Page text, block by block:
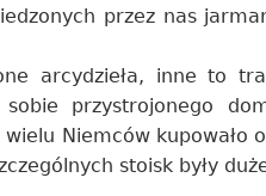
przez nas
arcydzieła, inne to
przystrojonego
Niemców kupowało
stoisk były